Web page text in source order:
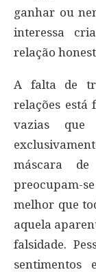
ganhar ou
interessa
relação
A falta de
relações está
vazias que
máscara de
preocupam-
melhor que
aquela
falsidade.
sentimentos